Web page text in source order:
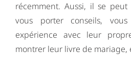
récemment. Aussi, il se
vous porter conseils,
expérience avec leur
montrer leur livre de mariage,